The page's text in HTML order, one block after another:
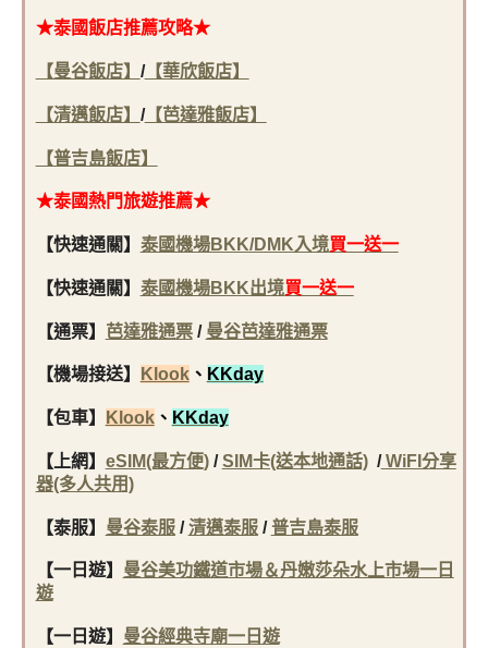
★泰國飯店推薦攻略★
【曼谷飯店】 /【華欣飯店】
【清邁飯店】 /【芭達雅飯店】
【普吉島飯店】
★泰國熱門旅遊推薦★
【快速通關】 泰國機場BKK/DMK入境買一送一
【快速通關】 泰國機場BKK出境買一送一
【通票】 芭達雅通票/ 曼谷芭達雅通票
【機場接送】 Klook、 KKday
【包車】 Klook、 KKday
【上網】 eSIM(最方便)/SIM卡(送本地通話)/WiFI分享
器(多人共用)
【泰服】 曼谷泰服/清邁泰服/普吉島泰服
【一日遊】 曼谷美功鐵道市場＆丹嫩莎朵水上市場一日
遊
【一日遊】 曼谷經典寺廟一日遊